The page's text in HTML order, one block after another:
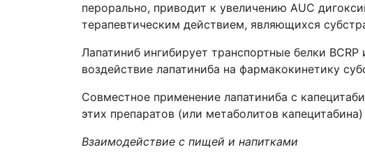
перорально, приводит к увеличению АUC
терапевтическим действием, являющихся
Лапатиниб ингибирует транспортные белки BCRP
воздействие лапатиниба на фармакокинетику
Совместное применение лапатиниба с
этих препаратов (или метаболитов
Взаимодействие с пищей и напитками